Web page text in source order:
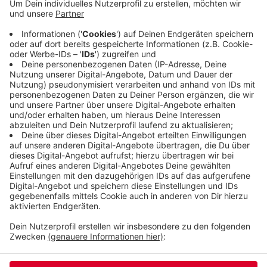
Feuerwehren Cronenberg und Hahnerberg. Das
Werkzeug bekannter Cronenberger Firmen
verkauft und verlost. Außerdem gibt es viele
Stände von Vereinen, Organisationen und
Privatleuten.
Veröffentlicht:Dienstag, 22.10.2019 13:24
Anzeige
Anzeige